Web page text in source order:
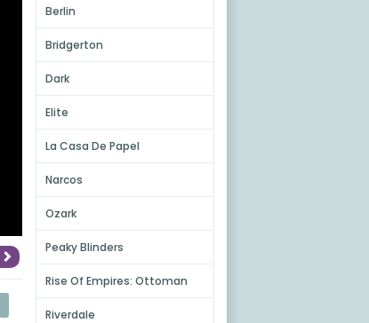
Berlin
Bridgerton
Dark
Elite
La Casa De Papel
Narcos
Ozark
Peaky Blinders
Rise Of Empires: Ottoman
Riverdale